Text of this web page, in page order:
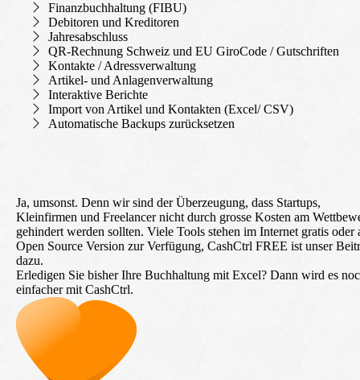
Finanz­buchhaltung (FIBU)
Debitoren und Kreditoren
Jahresabschluss
QR-Rechnung Schweiz und EU GiroCode / Gutschriften
Kontakte / Adress­verwaltung
Artikel- und Anlagen­verwaltung
Interaktive Berichte
Import von Artikel und Kontakten (Excel/ CSV)
Automatische Backups zurücksetzen
Ja, umsonst. Denn wir sind der Überzeugung, dass Startups,
Kleinfirmen und Freelancer nicht durch grosse Kosten am
gehindert werden sollten. Viele Tools stehen im Internet gratis oder
Open Source Version zur Verfügung, CashCtrl FREE ist unser
dazu.
Erledigen Sie bisher Ihre Buchhaltung mit Excel? Dann wird es
einfacher mit CashCtrl.